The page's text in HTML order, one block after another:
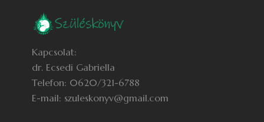
Kapcsolat:
dr. Ecsedi Gabriella
Telefon: 0620/321-6788
E-mail: szuleskonyv@gmail.com